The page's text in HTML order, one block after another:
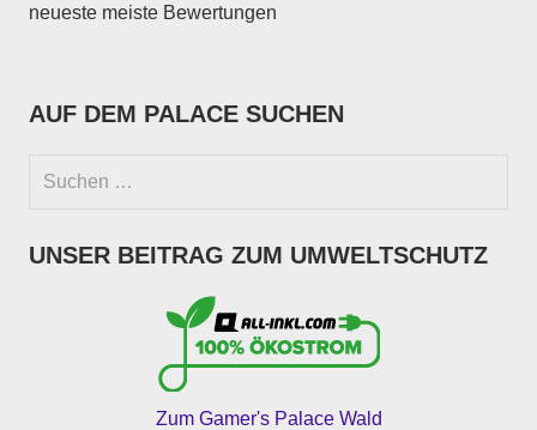
neueste meiste Bewertungen
AUF DEM PALACE SUCHEN
Suchen
UNSER BEITRAG ZUM UMWELTSCHUTZ
Zum Gamer's Palace Wald